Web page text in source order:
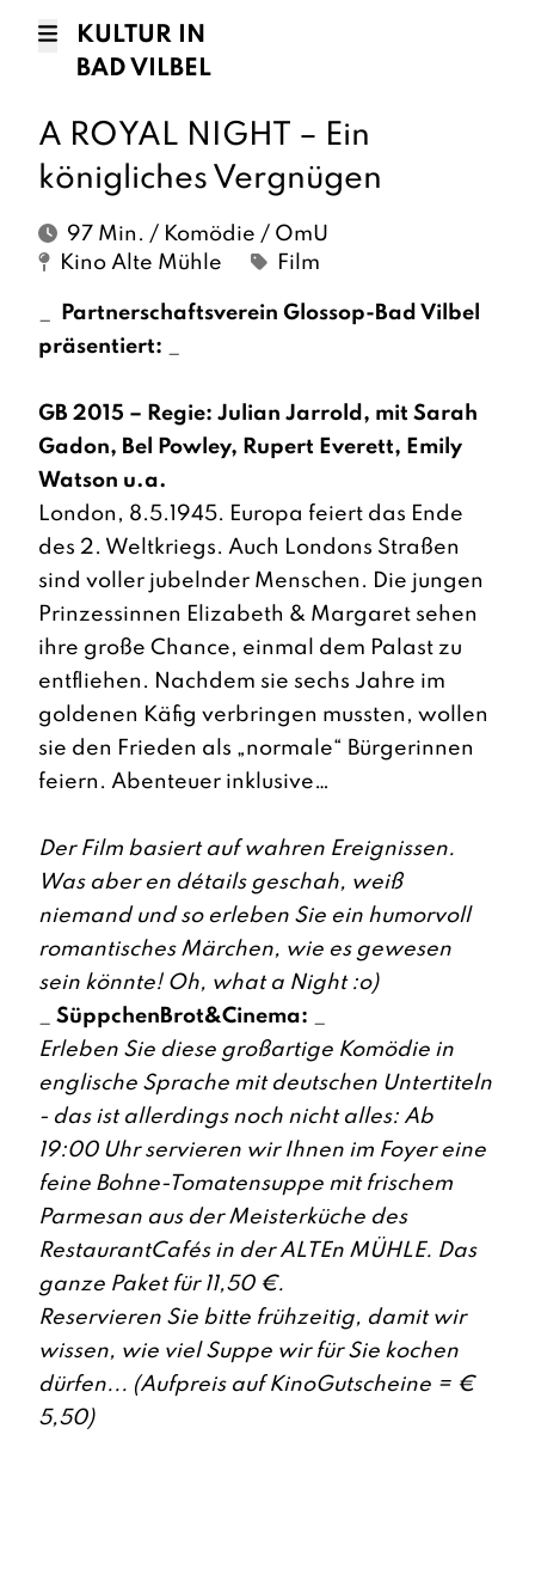
KULTUR IN
BAD VILBEL
A ROYAL NIGHT – Ein
königliches Vergnügen
97 Min. / Komödie / OmU
Kino Alte Mühle
Film
Partnerschaftsverein Glossop-Bad Vilbel
präsentiert:
GB 2015 – Regie: Julian Jarrold, mit Sarah
Gadon, Bel Powley, Rupert Everett, Emily
Watson u.a.
London, 8.5.1945. Europa feiert das Ende
des 2. Weltkriegs. Auch Londons Straßen
sind voller jubelnder Menschen. Die jungen
Prinzessinnen Elizabeth & Margaret sehen
ihre große Chance, einmal dem Palast zu
entfliehen. Nachdem sie sechs Jahre im
goldenen Käfig verbringen mussten, wollen
sie den Frieden als „normale“ Bürgerinnen
feiern. Abenteuer inklusive…
Der Film basiert auf wahren Ereignissen.
Was aber en détails geschah, weiß
niemand und so erleben Sie ein humorvoll
romantisches Märchen, wie es gewesen
sein könnte! Oh, what a Night :o)
SüppchenBrot&Cinema:
Erleben Sie diese großartige Komödie in
englische Sprache mit deutschen Untertiteln
- das ist allerdings noch nicht alles: Ab
19:00 Uhr servieren wir Ihnen im Foyer eine
feine Bohne-Tomatensuppe mit frischem
Parmesan aus der Meisterküche des
RestaurantCafés in der ALTEn MÜHLE. Das
ganze Paket für 11,50 €.
Reservieren Sie bitte frühzeitig, damit wir
wissen, wie viel Suppe wir für Sie kochen
dürfen... (Aufpreis auf KinoGutscheine = €
5,50)